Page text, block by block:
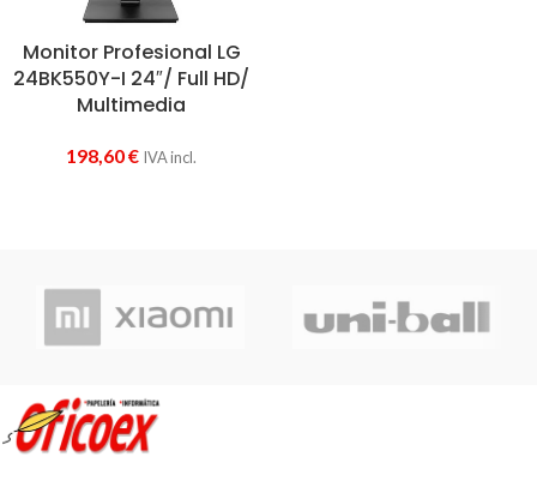
Monitor Profesional LG
24BK550Y-I 24″/ Full HD/
Multimedia
198,60€ IVA incl.